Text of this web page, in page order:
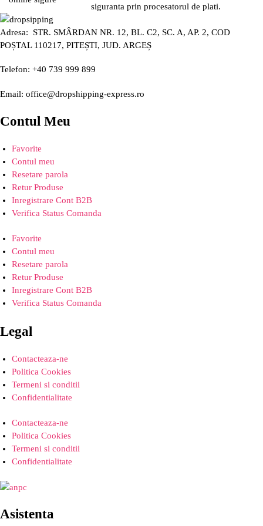
siguranta prin procesatorul de plati.
Adresa: STR. SMÂRDAN NR. 12, BL. C2, SC. A, AP. 2, COD
POȘTAL 110217, PITEȘTI, JUD. ARGEȘ
Telefon: +40 739 999 899
Email: office@dropshipping-express.ro
Contul Meu
Favorite
Contul meu
Resetare parola
Retur Produse
Inregistrare Cont B2B
Verifica Status Comanda
Favorite
Contul meu
Resetare parola
Retur Produse
Inregistrare Cont B2B
Verifica Status Comanda
Legal
Contacteaza-ne
Politica Cookies
Termeni si conditii
Confidentialitate
Contacteaza-ne
Politica Cookies
Termeni si conditii
Confidentialitate
Asistenta